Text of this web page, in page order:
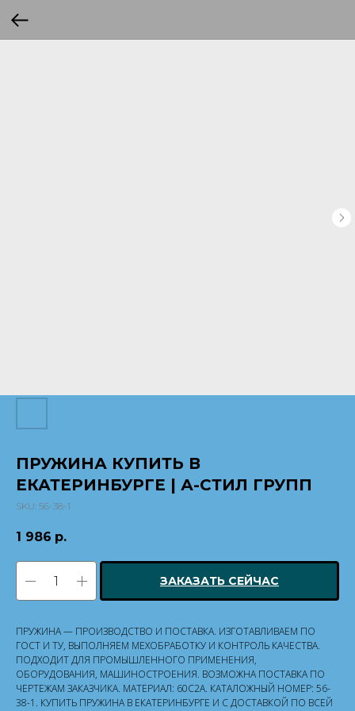
ПРУЖИНА КУПИТЬ В
ЕКАТЕРИНБУРГЕ | А-СТИЛ ГРУПП
SKU: 56-38-1
1 986 р.
ЗАКАЗАТЬ СЕЙЧАС
ПРУЖИНА — ПРОИЗВОДСТВО И ПОСТАВКА. ИЗГОТАВЛИВАЕМ ПО
ГОСТ И ТУ, ВЫПОЛНЯЕМ МЕХОБРАБОТКУ И КОНТРОЛЬ КАЧЕСТВА.
ПОДХОДИТ ДЛЯ ПРОМЫШЛЕННОГО ПРИМЕНЕНИЯ,
ОБОРУДОВАНИЯ, МАШИНОСТРОЕНИЯ. ВОЗМОЖНА ПОСТАВКА ПО
ЧЕРТЕЖАМ ЗАКАЗЧИКА. МАТЕРИАЛ: 60С2А. КАТАЛОЖНЫЙ НОМЕР: 56-
38-1. КУПИТЬ ПРУЖИНА В ЕКАТЕРИНБУРГЕ И С ДОСТАВКОЙ ПО ВСЕЙ